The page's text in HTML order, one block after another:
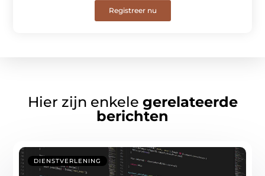
Registreer nu
Hier zijn enkele gerelateerde
berichten
DIENSTVERLENING